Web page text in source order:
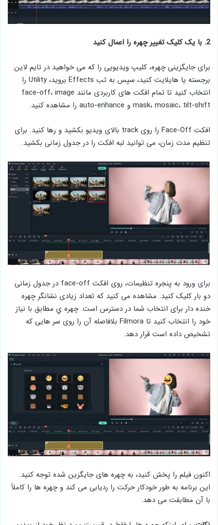
2. با یک کلیک تغيير چهره را اعمال کنید
برای جایگزینی چهره، کلیپ ویدیویی را که می ‌خواهید در تایم لاين
برجسته يا هايلايت کنید، سپس به تب Effects بروید، Utility را
انتخاب کنید تا تمام افكت ‌های کاربردی مانند face-off، image
mask، mosaic، tilt-shift و auto-enhance را مشاهده كنيد.
افكت Face-Off را روی track بالای ویدیو بکشید و رها کنید. برای
تنظیم مدت زمان، می توانید لبه افكت را در جدول زمانی بکشید.
برای ورود به پنجره تنظیمات، روی افکت face-off در جدول زمانی
دو بار کلیک کنید. مشاهده می‌ کنید كه تعداد زیادی نشانگر چهره
خنده ‌دار برای انتخاب شما در دسترس است. چهره ي مطابق با نیاز
خود را انتخاب کنید تا Filmora بلافاصله آن را روی سر هایی که
تشخیص داده است قرار دهد.
اکنون فيلم را پخش کنید، به چهره های جایگزین شده توجه کنید.
این برنامه به طور خودکار حرکت را ردیابی می کند و چهره ها را کاملاً
با آن مطابقت می دهد.